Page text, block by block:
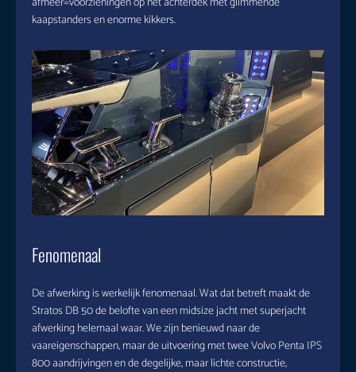
kaapstanders en enorme kikkers.
Fenomenaal
De afwerking is werkelijk fenomenaal. Wat dat betreft maakt de
Stratos DB 50 de belofte van een midsize jacht met superjacht
afwerking helemaal waar. We zijn benieuwd naar de
vaareigenschappen, maar de uitvoering met twee Volvo Penta IPS
800 aandrijvingen en de degelijke, maar lichte constructie,